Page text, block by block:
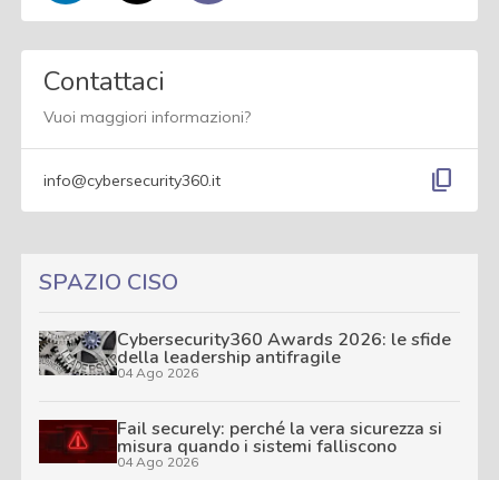
Contattaci
Vuoi maggiori informazioni?
info@cybersecurity360.it content_copy
SPAZIO CISO
Cybersecurity360 Awards 2026: le sfide
della leadership antifragile
04 Ago 2026
Fail securely: perché la vera sicurezza si
misura quando i sistemi falliscono
04 Ago 2026